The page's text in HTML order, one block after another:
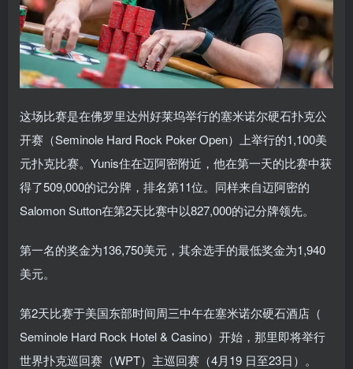
这场比赛是在佛罗里达州好莱坞举行的塞米诺尔硬石扑克公
开赛（Seminole Hard Rock Poker Open）上举行的1,100美
元扑克比赛。Yunis住在迈阿密附近，他在第一天的比赛中获
得了509,000的记分牌，排名第11位。同样来自迈阿密的
Salomon Sutton在第2天比赛中以827,000的记分牌领先。
第一名的奖金为136,750美元，其余选手的最低奖金为1,940
美元。
第2天比赛于美国东部时间周三中午在塞米诺尔硬石酒店（
Seminole Hard Rock Hotel & Casino）开始，那里即将举行
世界扑克巡回赛（WPT）主巡回赛（4月19 日至23日）。